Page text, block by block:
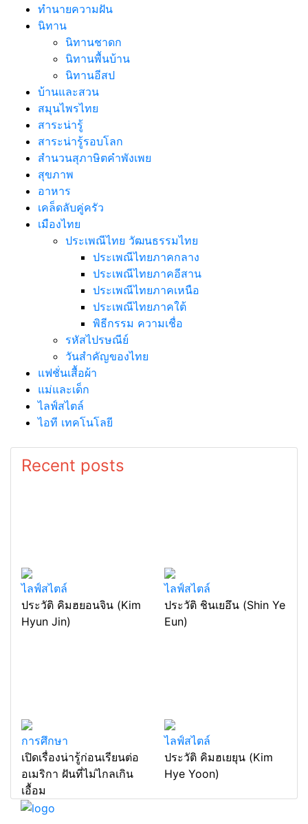
ทํานายความฝัน
นิทาน
นิทานชาดก
นิทานพื้นบ้าน
นิทานอีสป
บ้านและสวน
สมุนไพรไทย
สาระน่ารู้
สาระน่ารู้รอบโลก
สำนวนสุภาษิตคำพังเพย
สุขภาพ
อาหาร
เคล็ดลับคู่ครัว
เมืองไทย
ประเพณีไทย วัฒนธรรมไทย
ประเพณีไทยภาคกลาง
ประเพณีไทยภาคอีสาน
ประเพณีไทยภาคเหนือ
ประเพณีไทยภาคใต้
พิธีกรรม ความเชื่อ
รหัสไปรษณีย์
วันสำคัญของไทย
แฟชั่นเสื้อผ้า
แม่และเด็ก
ไลฟ์สไตล์
ไอที เทคโนโลยี
Recent posts
ไลฟ์สไตล์
ประวัติ คิมฮยอนจิน (Kim
Hyun Jin)
ไลฟ์สไตล์
ประวัติ ชินเยอึน (Shin Ye
Eun)
การศึกษา
เปิดเรื่องน่ารู้ก่อนเรียนต่อ
อเมริกา ฝันที่ไม่ไกลเกิน
เอื้อม
ไลฟ์สไตล์
ประวัติ คิมฮเยยุน (Kim
Hye Yoon)